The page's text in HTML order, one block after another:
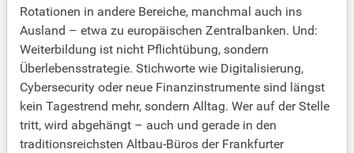
Rotationen in andere Bereiche, manchmal auch ins
Ausland – etwa zu europäischen Zentralbanken. Und:
Weiterbildung ist nicht Pflichtübung, sondern
Überlebensstrategie. Stichworte wie Digitalisierung,
Cybersecurity oder neue Finanzinstrumente sind längst
kein Tagestrend mehr, sondern Alltag. Wer auf der Stelle
tritt, wird abgehängt – auch und gerade in den
traditionsreichsten Altbau-Büros der Frankfurter